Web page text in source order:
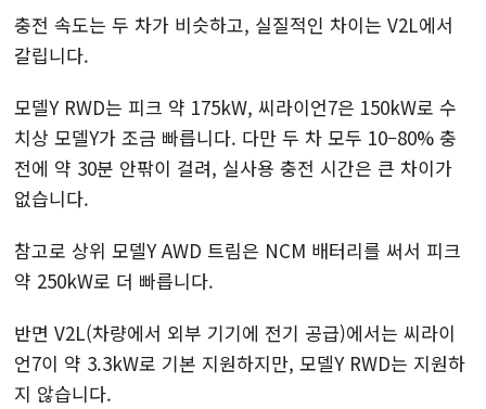
충전 속도는 두 차가 비슷하고, 실질적인 차이는 V2L에서
갈립니다.
모델Y RWD는 피크 약 175kW, 씨라이언7은 150kW로 수
치상 모델Y가 조금 빠릅니다. 다만 두 차 모두 10–80% 충
전에 약 30분 안팎이 걸려, 실사용 충전 시간은 큰 차이가
없습니다.
참고로 상위 모델Y AWD 트림은 NCM 배터리를 써서 피크
약 250kW로 더 빠릅니다.
반면 V2L(차량에서 외부 기기에 전기 공급)에서는 씨라이
언7이 약 3.3kW로 기본 지원하지만, 모델Y RWD는 지원하
지 않습니다.